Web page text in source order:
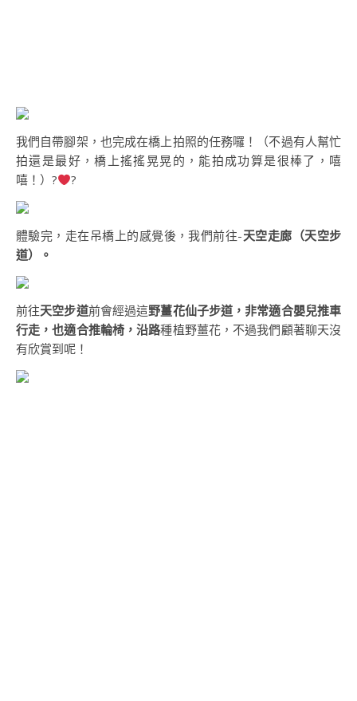
我們自帶腳架，也完成在橋上拍照的任務囉！（不過有人幫忙
拍還是最好，橋上搖搖晃晃的，能拍成功算是很棒了，嘻
嘻！）?
?
體驗完，走在吊橋上的感覺後，我們前往-天空走廊（天空步
道）。
前往天空步道前會經過這野薑花仙子步道，非常適合嬰兒推車
行走，也適合推輪椅，沿路種植野薑花，不過我們顧著聊天沒
有欣賞到呢！